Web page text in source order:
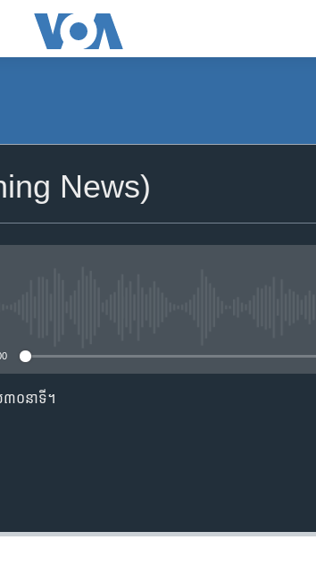
Apple Podcasts
ទទួល​​​សេវា​​​ Podcast
News)
ល​​៣០​នាទី។